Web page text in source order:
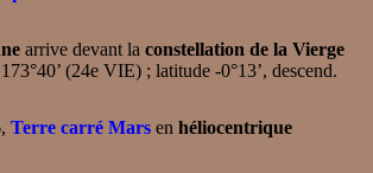
arrive devant la constellation de la Vierge
(24e VIE) ; latitude -0°13’, descend.
Terre carré Mars en héliocentrique